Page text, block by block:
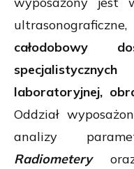
całodobowy
laboratoryjnej,
Oddział
analizy
Radiometeryoraz